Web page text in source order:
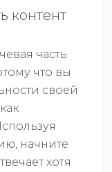
контент
часть
что вы
своей
начните
хотя